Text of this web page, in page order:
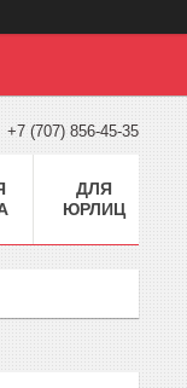
+7 (707) 856-45-35
ДЛЯ
ЮРЛИЦ